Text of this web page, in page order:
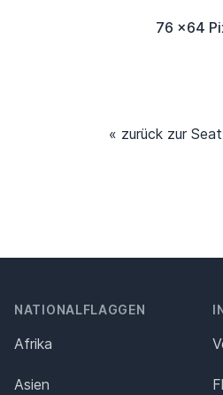
76 x64
« zurück zur
NATIONALFLAGGEN
Afrika
Asien